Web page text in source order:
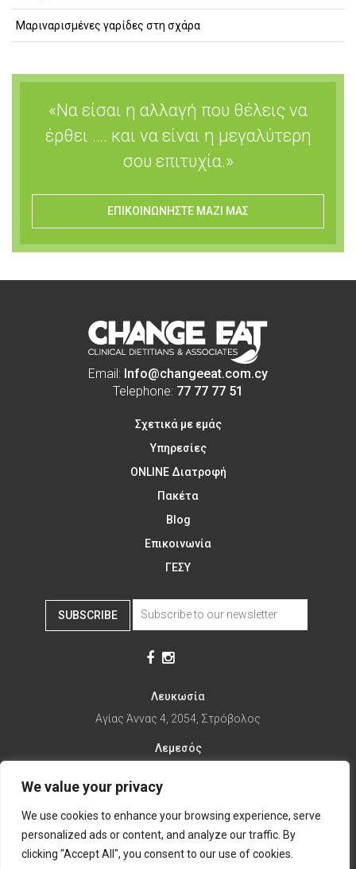
We value your privacy
We use cookies to enhance your browsing experience, serve
personalized ads or content, and analyze our traffic. By
clicking "Accept All", you consent to our use of cookies.
Μαριναρισμένες γαρίδες στη σχάρα
«Να είσαι η αλλαγή που θέλεις να
έρθει …. και να είναι η μεγαλύτερη
σου επιτυχία.»
ΕΠΙΚΟΙΝΩΝΗΣΤΕ ΜΑΖΙ ΜΑΣ
Email: Info@changeeat.com.cy
Telephone: 77 77 77 51
Σχετικά με εμάς
Υπηρεσίες
ONLINE Διατροφή
Πακέτα
Blog
Επικοινωνία
ΓΕΣΥ
SUBSCRIBE
Λευκωσία
Αγίας Άννας 4, 2054, Στρόβολος
Λεμεσός
1ης Απριλίου 67, 5281
it's time to Change Eat